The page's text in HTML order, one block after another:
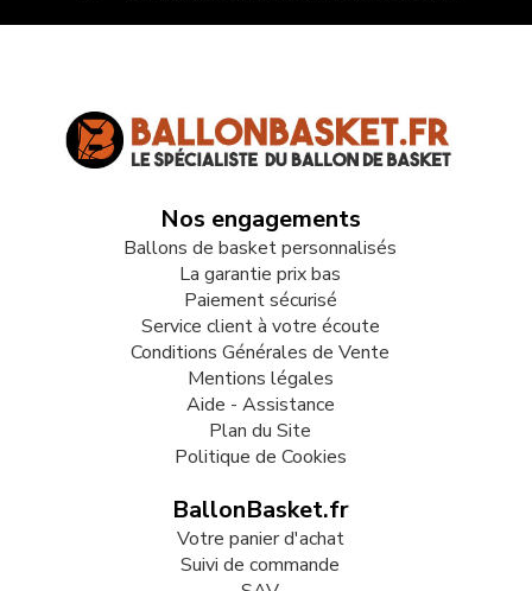
Nos engagements
Ballons de basket personnalisés
La garantie prix bas
Paiement sécurisé
Service client à votre écoute
Conditions Générales de Vente
Mentions légales
Aide - Assistance
Plan du Site
Politique de Cookies
BallonBasket.fr
Votre panier d'achat
Suivi de commande